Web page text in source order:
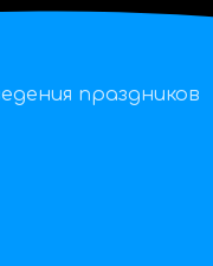
праздников